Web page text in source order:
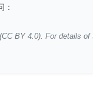
BY 4.0). For details